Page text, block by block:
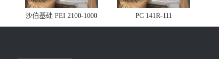
沙伯基础 PEI 2100-1000 PC 141R-111